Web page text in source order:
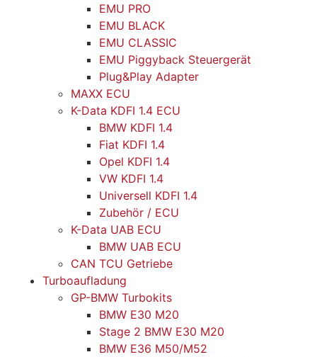
EMU PRO
EMU BLACK
EMU CLASSIC
EMU Piggyback Steuergerät
Plug&Play Adapter
MAXX ECU
K-Data KDFI 1.4 ECU
BMW KDFI 1.4
Fiat KDFI 1.4
Opel KDFI 1.4
VW KDFI 1.4
Universell KDFI 1.4
Zubehör / ECU
K-Data UAB ECU
BMW UAB ECU
CAN TCU Getriebe
Turboaufladung
GP-BMW Turbokits
BMW E30 M20
Stage 2 BMW E30 M20
BMW E36 M50/M52